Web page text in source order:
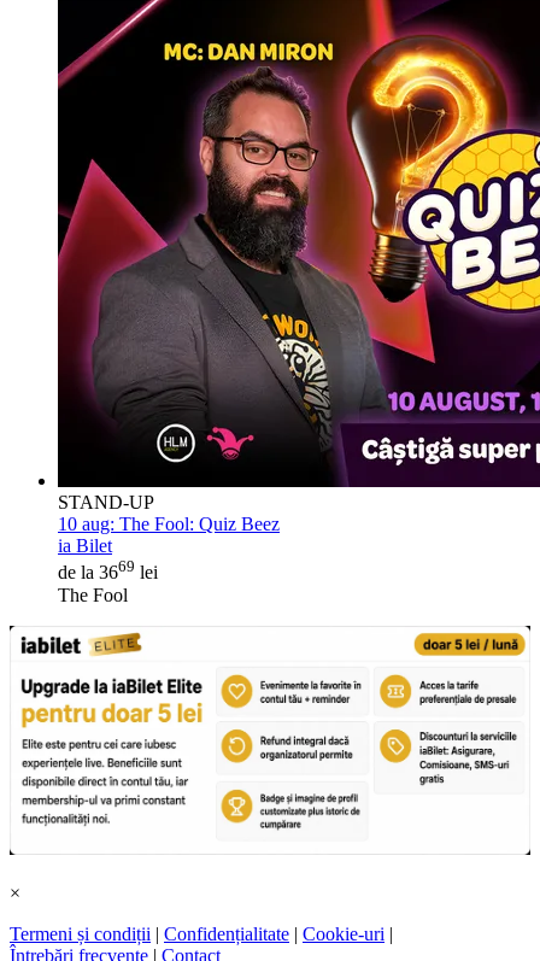
STAND-UP
10 aug: The Fool: Quiz Beez
ia Bilet
de la 3669 lei
The Fool
×
Termeni și condiții | Confidențialitate | Cookie-uri |
Întrebări frecvente | Contact